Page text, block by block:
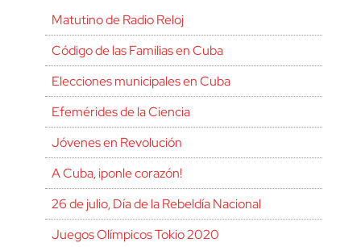
Matutino de Radio Reloj
Código de las Familias en Cuba
Elecciones municipales en Cuba
Efemérides de la Ciencia
Jóvenes en Revolución
A Cuba, ¡ponle corazón!
26 de julio, Día de la Rebeldía Nacional
Juegos Olímpicos Tokio 2020